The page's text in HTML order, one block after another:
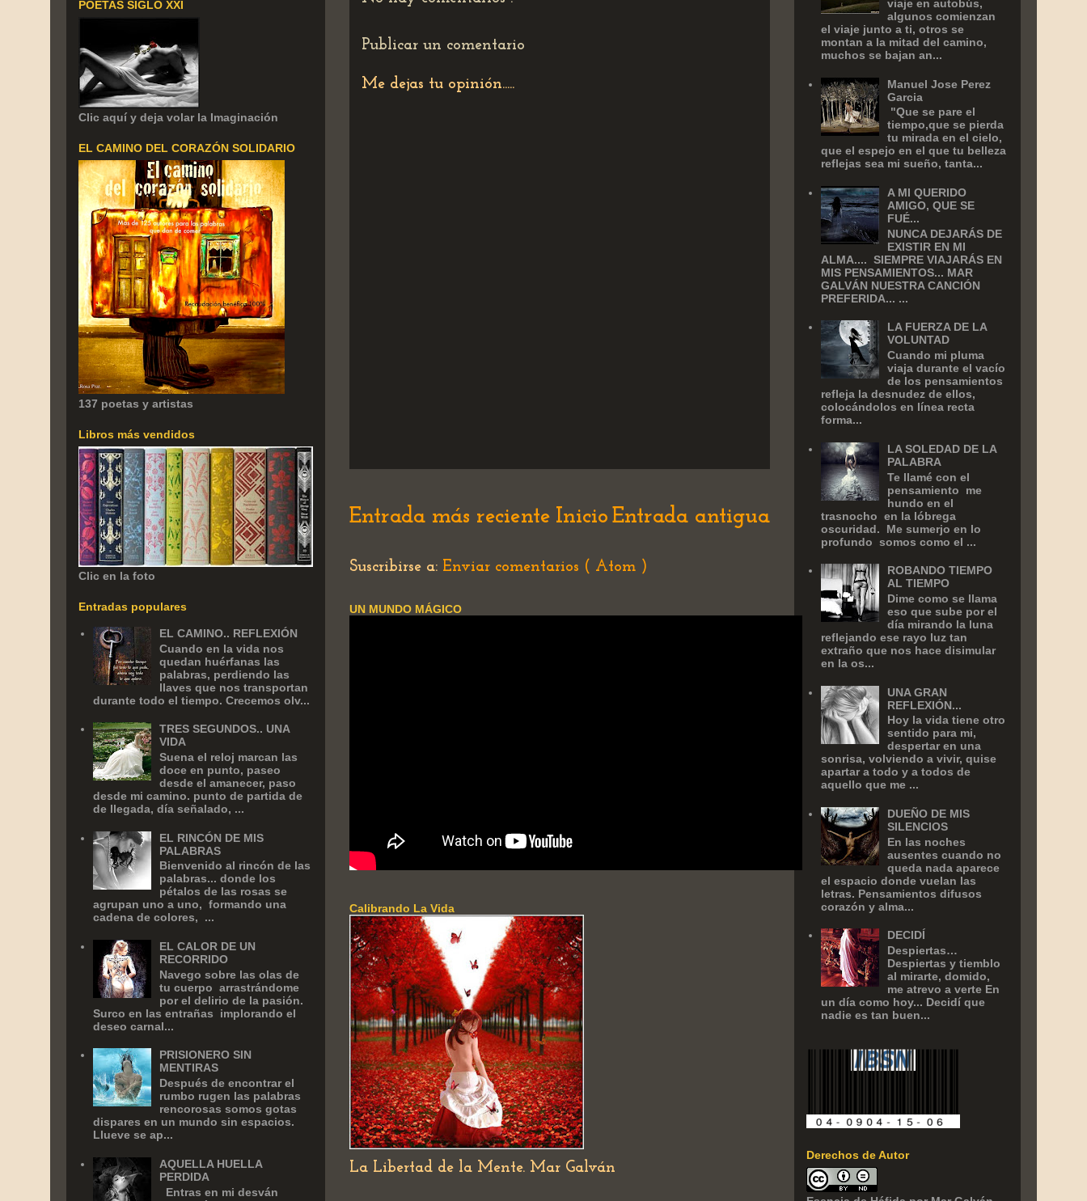
Publicar un comentario
Me dejas tu opinión.....
Entrada más reciente Entrada antigua
Inicio
Suscribirse a: Enviar comentarios ( Atom )
UN MUNDO MÁGICO
Calibrando La Vida
La Libertad de la Mente. Mar Galván
POETAS SIGLO XXI
Clic aquí y deja volar la Imaginación
EL CAMINO DEL CORAZÓN SOLIDARIO
137 poetas y artistas
Libros más vendidos
Clic en la foto
Entradas populares
EL CAMINO.. REFLEXIÓN
Cuando en la vida nos
quedan huérfanas las
palabras, perdiendo las
llaves que nos transportan
durante todo el tiempo. Crecemos olv...
TRES SEGUNDOS.. UNA
VIDA
Suena el reloj marcan las
doce en punto, paseo
desde el amanecer, paso
desde mi camino. punto de partida de
de llegada, día señalado, ...
EL RINCÓN DE MIS
PALABRAS
Bienvenido al rincón de las
palabras... donde los
pétalos de las rosas se
agrupan uno a uno, formando una
cadena de colores, ...
EL CALOR DE UN
RECORRIDO
Navego sobre las olas de
tu cuerpo arrastrándome
por el delirio de la pasión.
Surco en las entrañas implorando el
deseo carnal...
PRISIONERO SIN
MENTIRAS
Después de encontrar el
rumbo rugen las palabras
rencorosas somos gotas
dispares en un mundo sin espacios.
Llueve se ap...
AQUELLA HUELLA
PERDIDA
Entras en mi desván
viaje en autobús,
algunos comienzan
el viaje junto a ti, otros se
montan a la mitad del camino,
muchos se bajan an...
Manuel Jose Perez
Garcia
‎ "Que se pare el
tiempo,que se pierda
tu mirada en el cielo,
que el espejo en el que tu belleza
reflejas sea mi sueño, tanta...
A MI QUERIDO
AMIGO, QUE SE
FUÉ...
NUNCA DEJARÁS DE
EXISTIR EN MI
ALMA.... SIEMPRE VIAJARÁS EN
MIS PENSAMIENTOS... MAR
GALVÁN NUESTRA CANCIÓN
PREFERIDA... ...
LA FUERZA DE LA
VOLUNTAD
Cuando mi pluma
viaja durante el vacío
de los pensamientos
refleja la desnudez de ellos,
colocándolos en línea recta
forma...
LA SOLEDAD DE LA
PALABRA
Te llamé con el
pensamiento me
hundo en el
trasnocho en la lóbrega
oscuridad. Me sumerjo en lo
profundo somos como el ...
ROBANDO TIEMPO
AL TIEMPO
Dime como se llama
eso que sube por el
día mirando la luna
reflejando ese rayo luz tan
extraño que nos hace disimular
en la os...
UNA GRAN
REFLEXIÓN...
Hoy la vida tiene otro
sentido para mi,
despertar en una
sonrisa, volviendo a vivir, quise
apartar a todo y a todos de
aquello que me ...
DUEÑO DE MIS
SILENCIOS
En las noches
ausentes cuando no
queda nada aparece
el espacio donde vuelan las
letras. Pensamientos difusos
corazón y alma...
DECIDÍ
Despiertas…
Despiertas y tiemblo
al mirarte, domido,
me atrevo a verte En
un día como hoy... Decidí que
nadie es tan buen...
Derechos de Autor